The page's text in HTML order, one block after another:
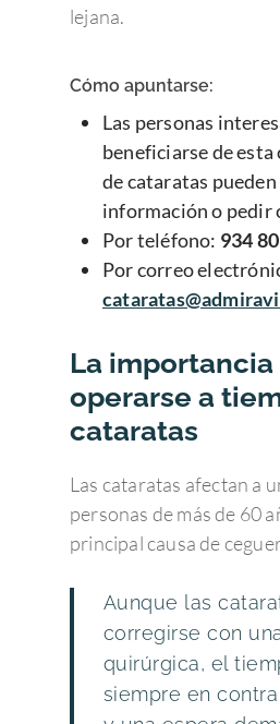
lejana.
Cómo apuntarse:
Las personas
beneficiarse de esta
de cataratas
información o pedir
Por teléfono: 934
Por correo
La importancia
operarse a
cataratas
Las cataratas afectan a
personas de más de 60
principal causa de
Aunque las
corregirse con
quirúrgica, el
siempre en